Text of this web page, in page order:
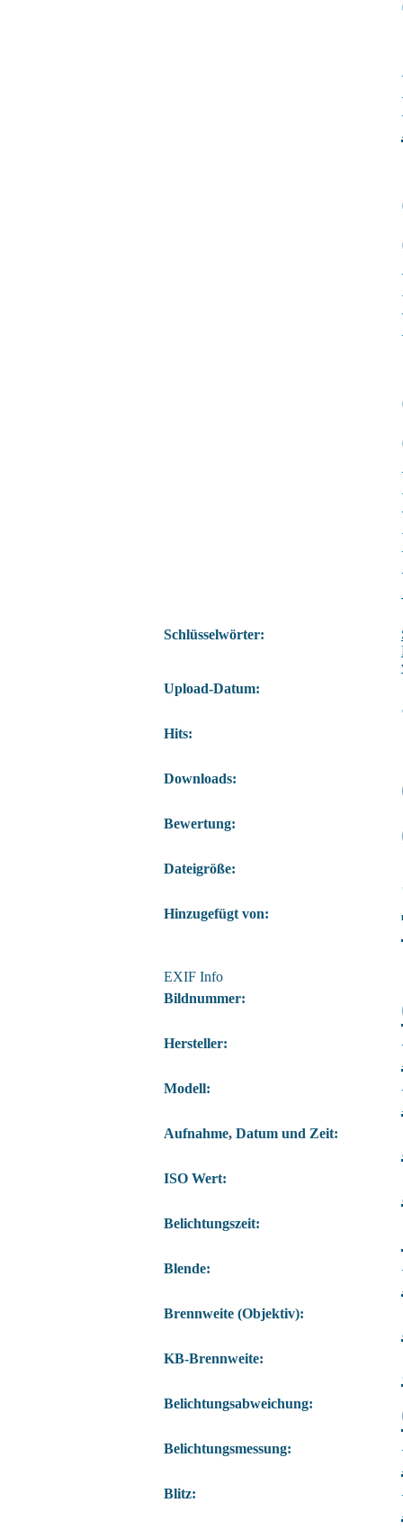
Schlüsselwörter:
Upload-Datum:
Hits:
Downloads:
Bewertung:
Dateigröße:
Hinzugefügt von:
EXIF Info
Bildnummer:
Hersteller:
Modell:
Aufnahme, Datum und Zeit:
ISO Wert:
Belichtungszeit:
Blende:
Brennweite (Objektiv):
KB-Brennweite:
Belichtungsabweichung:
Belichtungsmessung:
Blitz: